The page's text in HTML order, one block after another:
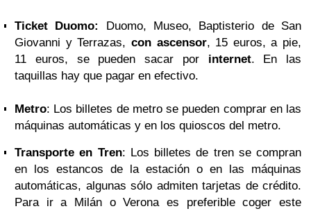
Ticket Duomo: Duomo, Museo, Baptisterio de San
Giovanni y Terrazas, con ascensor, 15 euros, a pie,
11 euros, se pueden sacar por internet. En las
taquillas hay que pagar en efectivo.
Metro: Los billetes de metro se pueden comprar en las
máquinas automáticas y en los quioscos del metro.
Transporte en Tren: Los billetes de tren se compran
en los estancos de la estación o en las máquinas
automáticas, algunas sólo admiten tarjetas de crédito.
Para ir a Milán o Verona es preferible coger este